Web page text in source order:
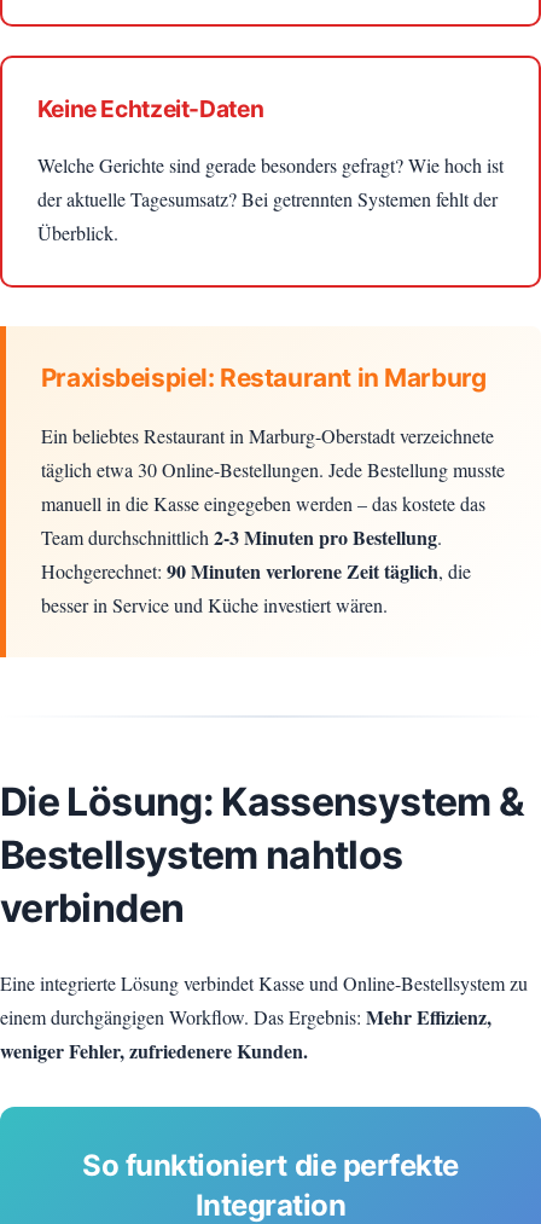
Keine Echtzeit-Daten
Welche Gerichte sind gerade besonders gefragt? Wie hoch ist
der aktuelle Tagesumsatz? Bei getrennten Systemen fehlt der
Überblick.
Praxisbeispiel: Restaurant in Marburg
Ein beliebtes Restaurant in Marburg-Oberstadt verzeichnete
täglich etwa 30 Online-Bestellungen. Jede Bestellung musste
manuell in die Kasse eingegeben werden – das kostete das
Team durchschnittlich2-3 Minuten pro Bestellung.
Hochgerechnet: 90 Minuten verlorene Zeit täglich, die
besser in Service und Küche investiert wären.
Die Lösung: Kassensystem &
Bestellsystem nahtlos
verbinden
Eine integrierte Lösung verbindet Kasse und Online-Bestellsystem zu
einem durchgängigen Workflow. Das Ergebnis: Mehr Effizienz,
weniger Fehler, zufriedenere Kunden.
So funktioniert die perfekte
Integration